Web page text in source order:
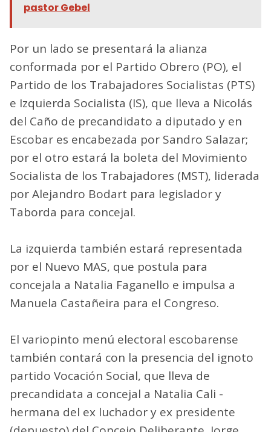
pastor Gebel
Por un lado se presentará la alianza
conformada por el Partido Obrero (PO), el
Partido de los Trabajadores Socialistas (PTS)
e Izquierda Socialista (IS), que lleva a Nicolás
del Caño de precandidato a diputado y en
Escobar es encabezada por Sandro Salazar;
por el otro estará la boleta del Movimiento
Socialista de los Trabajadores (MST), liderada
por Alejandro Bodart para legislador y
Taborda para concejal.
La izquierda también estará representada
por el Nuevo MAS, que postula para
concejala a Natalia Faganello e impulsa a
Manuela Castañeira para el Congreso.
El variopinto menú electoral escobarense
también contará con la presencia del ignoto
partido Vocación Social, que lleva de
precandidata a concejal a Natalia Cali -
hermana del ex luchador y ex presidente